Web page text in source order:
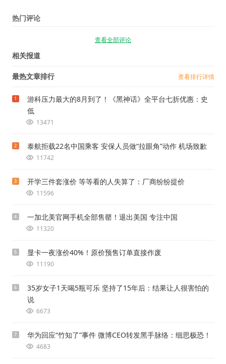
热门评论
查看全部评论
相关报道
最热文章排行 查看排行详情
1
游科压力最大的8月到了！《黑神话》全平台七折优惠：史
低
13471
2 泰航拒载22名中国乘客 安保人员做“拉眼角”动作 机场致歉
11742
3 开学三件套涨价 等等看的人失算了：厂商纷纷提价
11596
4 一加北美官网手机全部售罄！退出美国 专注中国
11320
5 显卡一夜涨价40%！原价预售订单直接作废
11190
6
35岁女子1天喝5瓶可乐 坚持了15年后：结果让人很害怕的
说
6673
7 华为回应“竹知了”事件 微博CEO转发黑手脉络：细思极恐！
4683